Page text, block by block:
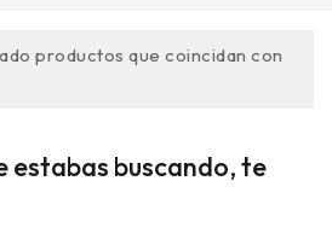
productos que coincidan con
estabas buscando, te